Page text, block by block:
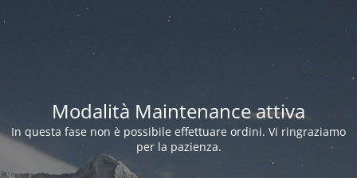
Modalità Maintenance attiva
In questa fase non è possibile effettuare ordini. Vi ringraziamo
per la pazienza.